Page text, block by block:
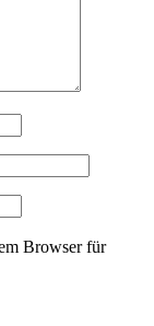
Browser für